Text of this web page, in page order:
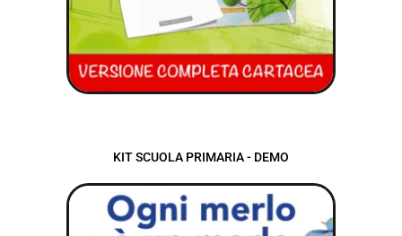
KIT SCUOLA PRIMARIA - DEMO